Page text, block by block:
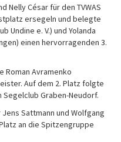
Nelly César für den TVWAS
ersegeln und belegte
Undine e. V.) und Yolanda
einen hervorragenden 3.
Roman Avramenko
Auf dem 2. Platz folgte
Graben-Neudorf.
Sattmann und Wolfgang
an die Spitzengruppe